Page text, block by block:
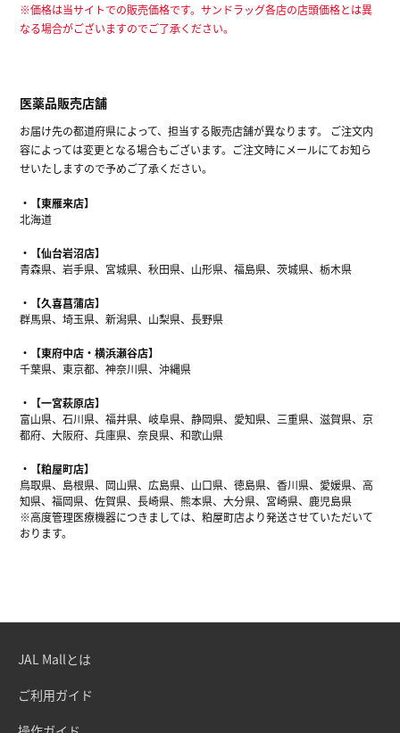
※価格は当サイトでの販売価格です。サンドラッグ各店の店頭価格とは異
なる場合がございますのでご了承ください。
医薬品販売店舗
お届け先の都道府県によって、担当する販売店舗が異なります。 ご注文内
容によっては変更となる場合もございます。ご注文時にメールにてお知ら
せいたしますので予めご了承ください。
【東雁来店】
北海道
【仙台岩沼店】
青森県、岩手県、宮城県、秋田県、山形県、福島県、茨城県、栃木県
【久喜菖蒲店】
群馬県、埼玉県、新潟県、山梨県、長野県
【東府中店・横浜瀬谷店】
千葉県、東京都、神奈川県、沖縄県
【一宮萩原店】
富山県、石川県、福井県、岐阜県、静岡県、愛知県、三重県、滋賀県、京
都府、大阪府、兵庫県、奈良県、和歌山県
【粕屋町店】
鳥取県、島根県、岡山県、広島県、山口県、徳島県、香川県、愛媛県、高
知県、福岡県、佐賀県、長崎県、熊本県、大分県、宮崎県、鹿児島県
※高度管理医療機器につきましては、粕屋町店より発送させていただいて
おります。
JAL Mallとは
ご利用ガイド